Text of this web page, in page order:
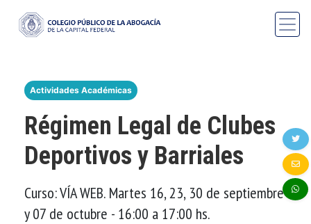
Actividades Académicas
Régimen Legal de Clubes
Deportivos y Barriales
Curso: VÍA WEB. Martes 16, 23, 30 de septiembre
y 07 de octubre - 16:00 a 17:00 hs.